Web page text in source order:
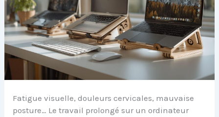
Fatigue visuelle, douleurs cervicales, mauvaise
posture… Le travail prolongé sur un ordinateur